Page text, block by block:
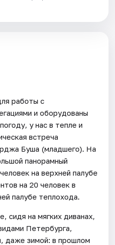
работы с
и оборудованы
у нас в тепле и
встреча
Буша (младшего). На
панорамный
на верхней палубе
на 20 человек в
палубе теплохода.
сидя на мягких диванах,
Петербурга,
даже зимой: в прошлом